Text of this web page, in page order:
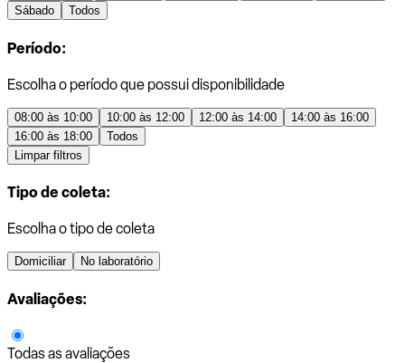
Sábado
Todos
Período:
Escolha o período que possui disponibilidade
08:00 às 10:00 10:00 às 12:00 12:00 às 14:00
14:00 às 16:00
16:00 às 18:00
Todos
Limpar filtros
Tipo de coleta:
Escolha o tipo de coleta
Domiciliar No laboratório
Avaliações:
Todas as avaliações